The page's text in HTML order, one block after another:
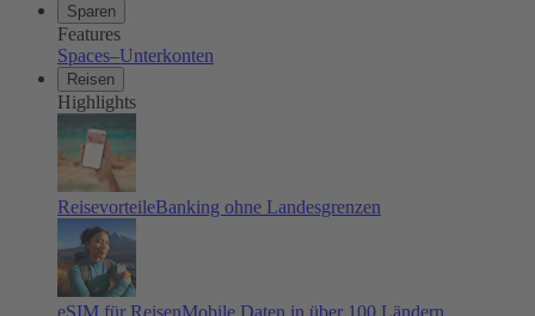
Sparen
Features
Spaces–Unterkonten
Reisen
Highlights
ReisevorteileBanking ohne Landesgrenzen